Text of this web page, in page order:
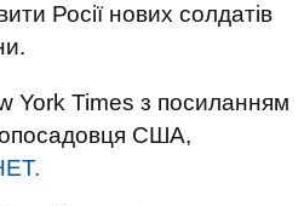
Росії нових солдатів
York Times з посиланням
США,